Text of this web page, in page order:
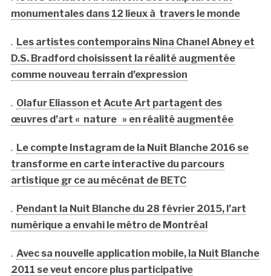
monumentales dans 12 lieux à travers le monde
. Les artistes contemporains Nina Chanel Abney et
D.S. Bradford choisissent la réalité augmentée
comme nouveau terrain d’expression
. Olafur Eliasson et Acute Art partagent des
œuvres d’art « nature » en réalité augmentée
. Le compte Instagram de la Nuit Blanche 2016 se
transforme en carte interactive du parcours
artistique gr ce au mécénat de BETC
. Pendant la Nuit Blanche du 28 février 2015, l’art
numérique a envahi le métro de Montréal
. Avec sa nouvelle application mobile, la Nuit Blanche
2011 se veut encore plus participative